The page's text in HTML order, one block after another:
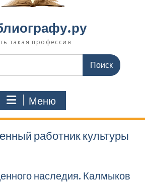
такая профессия
Меню
работник культуры
наследия. Калмыков